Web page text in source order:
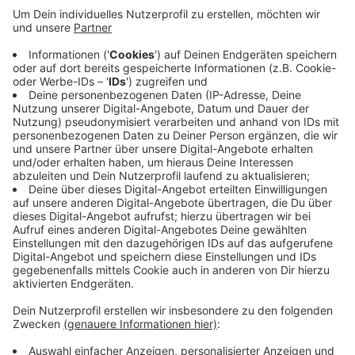
Im Niederrheinpokal wurden die Viertelfinal-Paarungen
ausgelost. Der SC St. Tönis trifft Mitte November auf
den VfB 03 Hilden. Beide Teams spielen in der Oberliga
und liegen aktuell nur einen Punkt in der Tabelle
auseinander. Für den SC St. Tönis scheint die Aufgabe
machbar. Sollte der Verein das Viertelfinale gewinnen,
wartet im Halbfinale entweder der FC Büderich oder
der Wuppertaler SV. Der KFC Uerdingen ist bereits aus
dem Wettbewerb ausgeschieden.
Anzeige